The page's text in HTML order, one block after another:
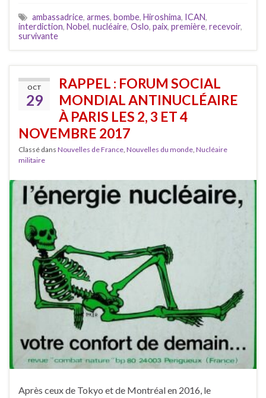
ambassadrice, armes, bombe, Hiroshima, ICAN,
interdiction, Nobel, nucléaire, Oslo, paix, première, recevoir,
survivante
OCT
29
RAPPEL : FORUM SOCIAL
MONDIAL ANTINUCLÉAIRE
À PARIS LES 2, 3 ET 4
NOVEMBRE 2017
Classé dans Nouvelles de France, Nouvelles du monde, Nucléaire
militaire
Après ceux de Tokyo et de Montréal en 2016, le